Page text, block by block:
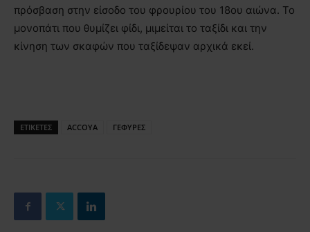
πρόσβαση στην είσοδο του φρουρίου του 18ου αιώνα. Το
μονοπάτι που θυμίζει φίδι, μιμείται το ταξίδι και την
κίνηση των σκαφών που ταξίδεψαν αρχικά εκεί.
ΕΤΙΚΕΤΕΣ ACCOYA ΓΕΦΥΡΕΣ